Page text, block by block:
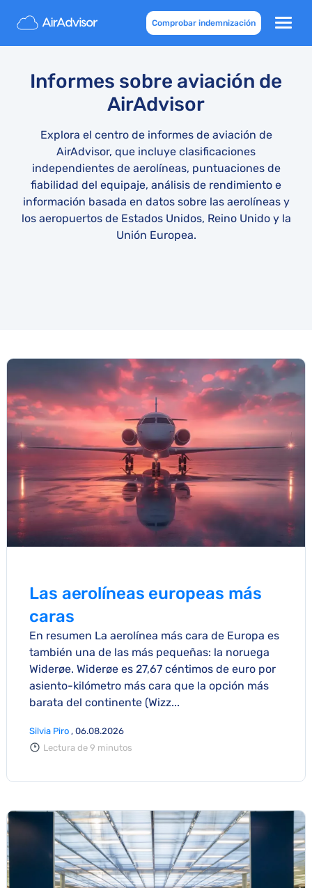
Comprobar indemnización
Informes sobre aviación de
AirAdvisor
Explora el centro de informes de aviación de
AirAdvisor, que incluye clasificaciones
independientes de aerolíneas, puntuaciones de
fiabilidad del equipaje, análisis de rendimiento e
información basada en datos sobre las aerolíneas y
los aeropuertos de Estados Unidos, Reino Unido y la
Unión Europea.
Las aerolíneas europeas más
caras
En resumen La aerolínea más cara de Europa es
también una de las más pequeñas: la noruega
Widerøe. Widerøe es 27,67 céntimos de euro por
asiento-kilómetro más cara que la opción más
barata del continente (Wizz...
Silvia Piro , 06.08.2026
Lectura de 9 minutos